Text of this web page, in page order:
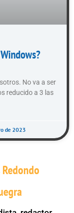
No va a ser
reducido a 3 las
de 2023
Redondo